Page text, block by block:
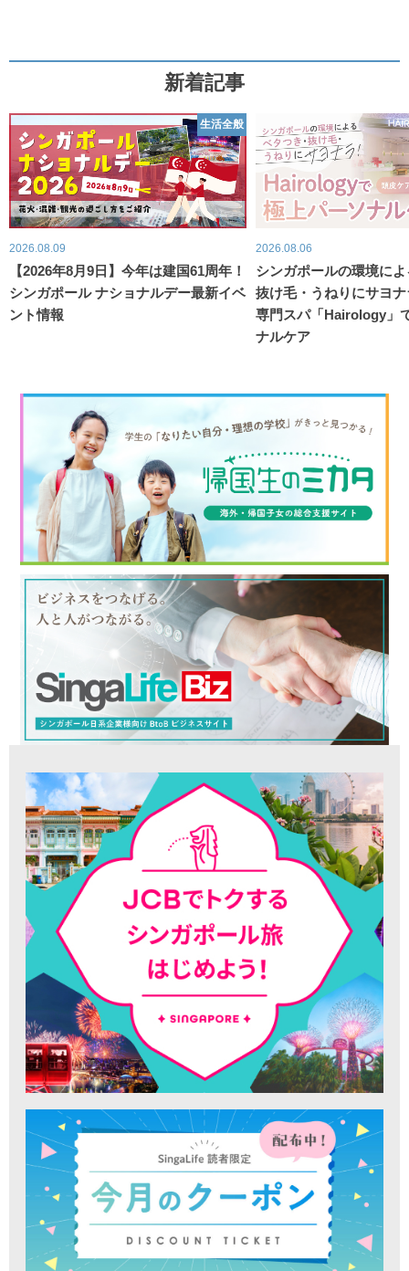
新着記事
生活全般
2026.08.09
【2026年8月9日】今年は建国61周年！
シンガポール ナショナルデー最新イベ
ント情報
2026.08.06
シンガポールの環境に
抜け毛・うねりにサヨ
専門スパ「Hairology」
ナルケア